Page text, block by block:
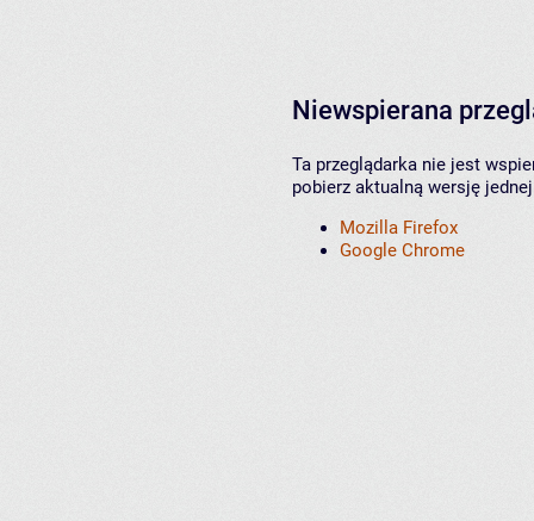
Niewspierana
Ta przeglądarka nie jest
pobierz aktualną wersję
Mozilla Firefox
Google Chrome